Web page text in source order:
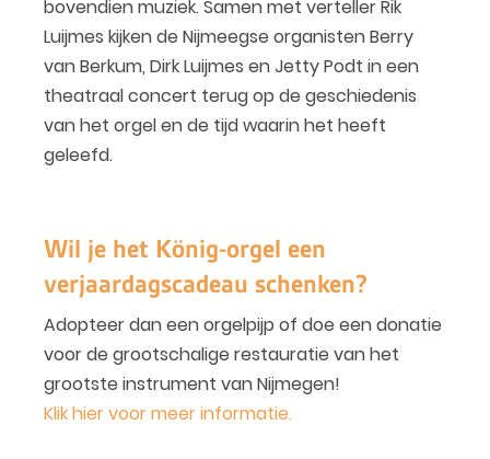
bovendien muziek. Samen met verteller Rik
Luijmes kijken de Nijmeegse organisten Berry
van Berkum, Dirk Luijmes en Jetty Podt in een
theatraal concert terug op de geschiedenis
van het orgel en de tijd waarin het heeft
geleefd.
Wil je het König-orgel een
verjaardagscadeau schenken?
Adopteer dan een orgelpijp of doe een donatie
voor de grootschalige restauratie van het
grootste instrument van Nijmegen!
Klik hier voor meer informatie.